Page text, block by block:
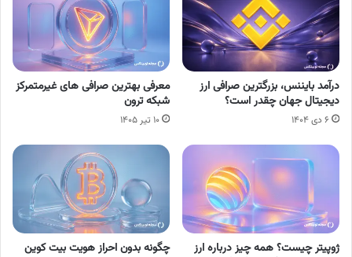
درآمد بایننس، بزرگترین صرافی ارز
دیجیتال جهان چقدر است؟
۶ دی ۱۴۰۴
معرفی بهترین صرافی‌ های غیرمتمرکز
شبکه ترون
۱۰ تیر ۱۴۰۵
ژوپیتر چیست؟ همه چیز درباره ارز
چگونه بدون احراز هویت بیت کوین